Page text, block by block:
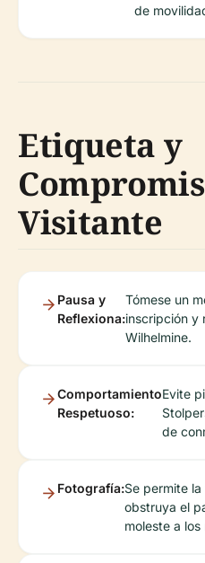
de
Etiqueta y
Visitante
Pausa y
Reflexiona:
Tómese un
inscripción y
Wilhelmine.
Comportamiento
Respetuoso:
Evite
de
Fotografía:Se permite
obstruya el
moleste a los